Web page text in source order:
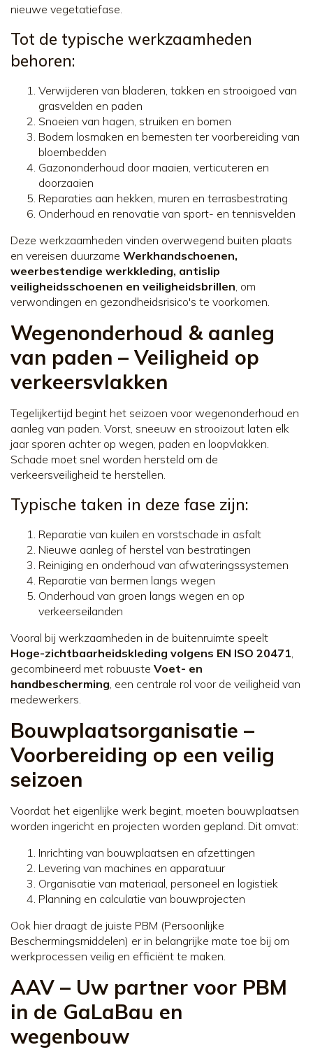
nieuwe vegetatiefase.
Tot de typische werkzaamheden
behoren:
Verwijderen van bladeren, takken en strooigoed van
grasvelden en paden
Snoeien van hagen, struiken en bomen
Bodem losmaken en bemesten ter voorbereiding van
bloembedden
Gazononderhoud door maaien, verticuteren en
doorzaaien
Reparaties aan hekken, muren en terrasbestrating
Onderhoud en renovatie van sport- en tennisvelden
Deze werkzaamheden vinden overwegend buiten plaats
en vereisen duurzame Werkhandschoenen,
weerbestendige werkkleding, antislip
veiligheidsschoenen en veiligheidsbrillen , om
verwondingen en gezondheidsrisico's te voorkomen.
Wegenonderhoud & aanleg
van paden – Veiligheid op
verkeersvlakken
Tegelijkertijd begint het seizoen voor wegenonderhoud en
aanleg van paden. Vorst, sneeuw en strooizout laten elk
jaar sporen achter op wegen, paden en loopvlakken.
Schade moet snel worden hersteld om de
verkeersveiligheid te herstellen.
Typische taken in deze fase zijn:
Reparatie van kuilen en vorstschade in asfalt
Nieuwe aanleg of herstel van bestratingen
Reiniging en onderhoud van afwateringssystemen
Reparatie van bermen langs wegen
Onderhoud van groen langs wegen en op
verkeerseilanden
Vooral bij werkzaamheden in de buitenruimte speelt
Hoge-zichtbaarheidskleding volgens EN ISO 20471
gecombineerd met robuuste Voet- en
handbescherming , een centrale rol voor de veiligheid van
medewerkers.
Bouwplaatsorganisatie –
Voorbereiding op een veilig
seizoen
Voordat het eigenlijke werk begint, moeten bouwplaatsen
worden ingericht en projecten worden gepland. Dit omvat:
Inrichting van bouwplaatsen en afzettingen
Levering van machines en apparatuur
Organisatie van materiaal, personeel en logistiek
Planning en calculatie van bouwprojecten
Ook hier draagt de juiste PBM (Persoonlijke
Beschermingsmiddelen) er in belangrijke mate toe bij om
werkprocessen veilig en efficiënt te maken.
AAV – Uw partner voor PBM
in de GaLaBau en
wegenbouw